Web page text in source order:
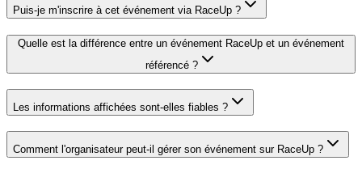
Puis-je m'inscrire à cet événement via RaceUp ?
Quelle est la différence entre un événement RaceUp et un événement
référencé ?
Les informations affichées sont-elles fiables ?
Comment l'organisateur peut-il gérer son événement sur RaceUp ?